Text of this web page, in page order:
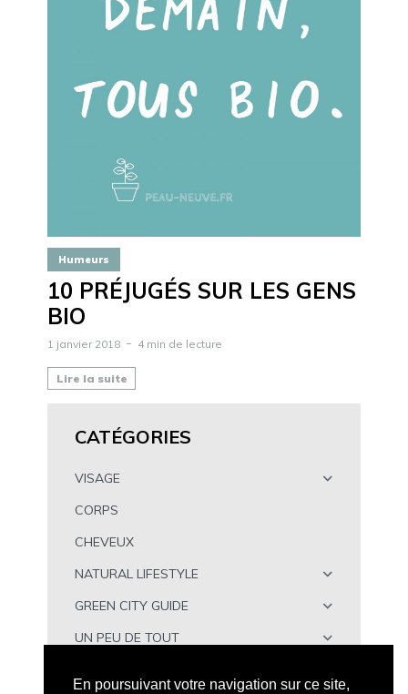
Humeurs
10 PRÉJUGÉS SUR LES GENS
BIO
1 janvier 2018 4 min de lecture
Lire la suite
CATÉGORIES
VISAGE
CORPS
CHEVEUX
NATURAL LIFESTYLE
GREEN CITY GUIDE
UN PEU DE TOUT
En poursuivant votre navigation sur ce site,